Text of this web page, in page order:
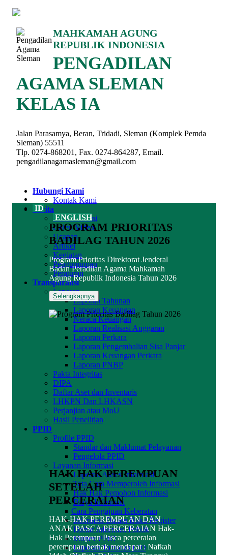
MAHKAMAH AGUNG
REPUBLIK INDONESIA
PENGADILAN
AGAMA SLEMAN
KELAS IA
Jalan Parasamya, Beran, Tridadi, Sleman (Komplek Pemda
Sleman) 55511
Tlp. 0274-868201, Fax. 0274-864287, Email.
pengadilanagamasleman@gmail.com
Hubungi Kami
Kontak Kami
Berita
Berita Terkini
Galeri Video
Ucapan
Artikel
Kegiatan
Pengumuman
Peraturan
Transparansi
Laporan
Laporan Tahunan
Laporan Keuangan
Neraca Keuangan
Laporan Realisasi Anggaran
Laporan Perkara
Laporan Pengembalian Sisa Panjar
Laporan Keuangan Perkara
Laporan PNBP
Pakta Integritas
DIPA
Daftar Aset dan Inventaris
LHKPN Dan LHKASN
Perjanjian atau MoU
Hasil Penelitian
PPID
Profile PPID
Standar dan Maklumat Pelayanan
Pengelola PPID
Layanan Informasi
Laporan Akses Informasi
Tata Cara Memperoleh Informasi
Hak Hak Pemohon Informasi
Biaya Informasi
Cara Pengajuan Keberatan
Informasi Dalam Buku Register
Daftar Informasi Publik
Monev PPID
Laporan Tahunan LID
ID
ENGLISH
PROGRAM PRIORITAS
BADILAG TAHUN 2026
Program Prioritas Direktorat Jenderal
Badan Peradilan Agama Mahkamah
Agung Republik Indonesia Tahun 2026
Selengkapnya
HAK HAK PEREMPUAN
SETELAH
PERCERAIAN
HAK-HAK PEREMPUAN DAN
ANAK PASCA PERCERAIAN Hak-
Hak Perempuan Pasca perceraian
perempuan berhak mendapat : Nafkah